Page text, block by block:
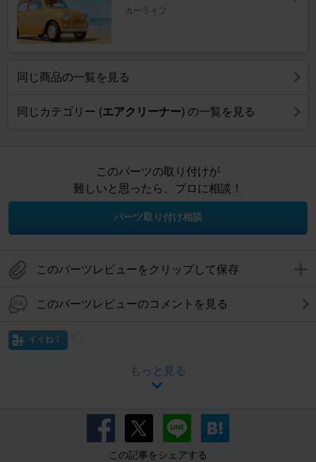
カーライフ
同じ商品の一覧を見る
同じカテゴリー (エアクリーナー) の一覧を見る
このパーツの取り付けが
難しいと思ったら、プロに相談！
パーツ取り付け相談
このパーツレビューをクリップして保存
このパーツレビューのコメントを見る
イイね！
もっと見る
この記事をシェアする